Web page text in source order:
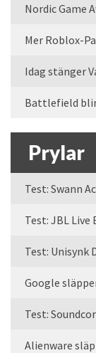
Nordic Game
Mer Roblox-
Idag stänger
Battlefield
Prylar
Test: Swann
Test: JBL Live
Test: Unisynk
Google
Test:
Alienware